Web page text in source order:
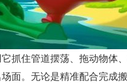
抓住管道摆荡、拖动物体
面。无论是精准配合完成